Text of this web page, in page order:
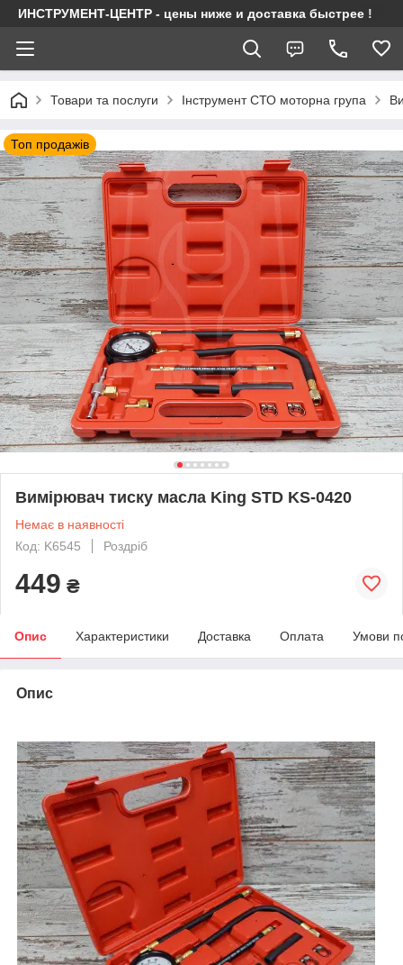
ИНСТРУМЕНТ-ЦЕНТР - цены ниже и доставка быстрее !
Товари та послуги Інструмент СТО моторна група
Топ продажів
Вимірювач тиску масла King STD KS-0420
Немає в наявності
Код: K6545
Роздріб
449 ₴
Опис Характеристики Доставка Оплата Умови
Опис